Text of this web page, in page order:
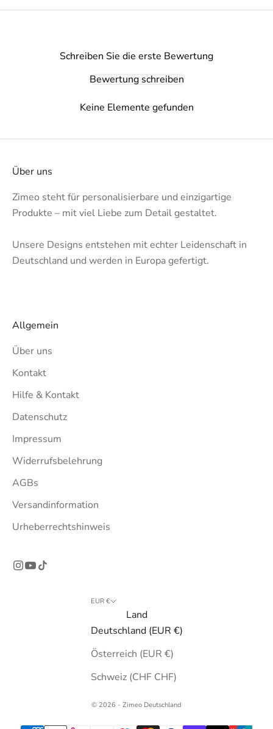
Schreiben Sie die erste Bewertung
Bewertung schreiben
Keine Elemente gefunden
Über uns
Zimeo steht für personalisierbare und einzigartige
Produkte – mit viel Liebe zum Detail gestaltet.
Unsere Designs entstehen mit echter Leidenschaft in
Deutschland und werden in Europa gefertigt.
Allgemein
Über uns
Kontakt
Hilfe & Kontakt
Datenschutz
Impressum
Widerrufsbelehrung
AGBs
Versandinformation
Urheberrechtshinweis
EUR €
Land
Deutschland (EUR €)
Österreich (EUR €)
Schweiz (CHF CHF)
© 2026 - Zimeo Deutschland